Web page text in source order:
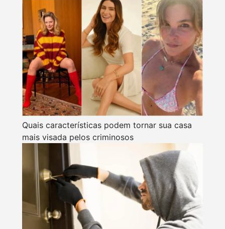
Quais características podem tornar sua casa
mais visada pelos criminosos